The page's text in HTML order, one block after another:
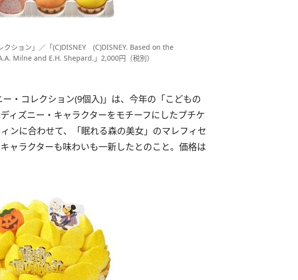
クション」／「(C)DISNEY (C)DISNEY. Based on the
Milne and E.H. Shepard.」2,000円（税別）
・コレクション(9個入)」は、今年の「こどもの
ィズニー・キャラクターをモチーフにしたプチケ
ンに合わせて、「眠れる森の美女」のマレフィセ
ャラクターも味わいも一新したとのこと。価格は